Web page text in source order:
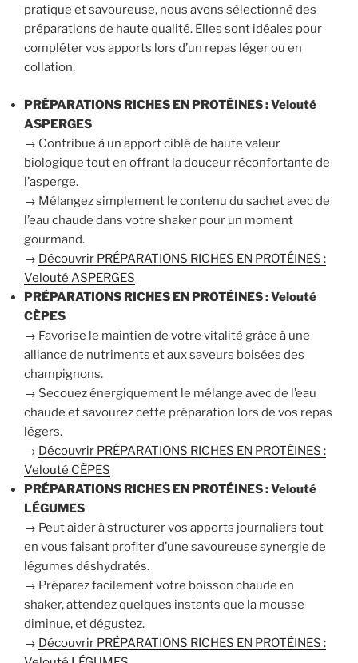
pratique et savoureuse, nous avons sélectionné des
préparations de haute qualité. Elles sont idéales pour
compléter vos apports lors d’un repas léger ou en
collation.
PRÉPARATIONS RICHES EN PROTÉINES : Velouté
ASPERGES
→ Contribue à un apport ciblé de haute valeur
biologique tout en offrant la douceur réconfortante de
l’asperge.
→ Mélangez simplement le contenu du sachet avec de
l’eau chaude dans votre shaker pour un moment
gourmand.
→ Découvrir PRÉPARATIONS RICHES EN PROTÉINES :
Velouté ASPERGES
PRÉPARATIONS RICHES EN PROTÉINES : Velouté
CÈPES
→ Favorise le maintien de votre vitalité grâce à une
alliance de nutriments et aux saveurs boisées des
champignons.
→ Secouez énergiquement le mélange avec de l’eau
chaude et savourez cette préparation lors de vos repas
légers.
→ Découvrir PRÉPARATIONS RICHES EN PROTÉINES :
Velouté CÈPES
PRÉPARATIONS RICHES EN PROTÉINES : Velouté
LÉGUMES
→ Peut aider à structurer vos apports journaliers tout
en vous faisant profiter d’une savoureuse synergie de
légumes déshydratés.
→ Préparez facilement votre boisson chaude en
shaker, attendez quelques instants que la mousse
diminue, et dégustez.
→ Découvrir PRÉPARATIONS RICHES EN PROTÉINES :